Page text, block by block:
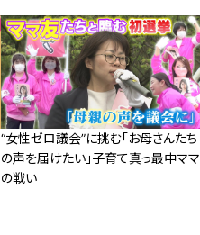
“女性ゼロ議会”に挑む「お母さんたち
の声を届けたい」子育て真っ最中ママ
の戦い